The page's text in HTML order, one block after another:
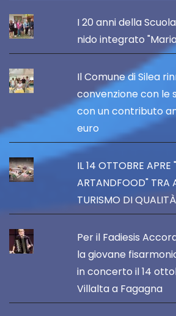
I 20 anni della
nido integrato
Il Comune di Silea
convenzione con le
con un contributo
euro
IL 14 OTTOBRE APRE
ARTANDFOOD" TRA
TURISMO DI QUALITÀ
Per il Fadiesis
la giovane
in concerto il 14
Villalta a Fagagna